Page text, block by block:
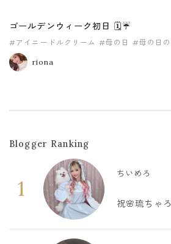
ゴールデンウィーク初日 🗓☔️
#アイニードルクリーム #母の日 #母の日
riona
Blogger Ranking
1
ちいめろ
祝🌸琉ちゃろ